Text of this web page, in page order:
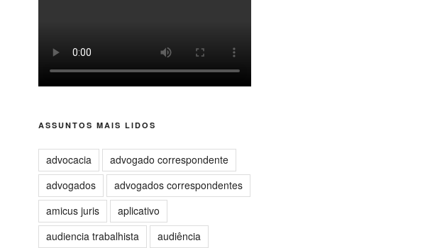
ASSUNTOS MAIS LIDOS
advocacia
advogado correspondente
advogados
advogados correspondentes
amicus juris
aplicativo
audiencia trabalhista
audiência